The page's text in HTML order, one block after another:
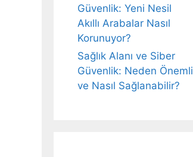
Güvenlik: Yeni Nesil
Akıllı Arabalar Nasıl
Korunuyor?
Sağlık Alanı ve Siber
Güvenlik: Neden Önemli
ve Nasıl Sağlanabilir?